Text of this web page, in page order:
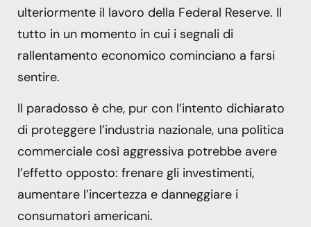
ulteriormente il lavoro della Federal Reserve. Il
tutto in un momento in cui i segnali di
rallentamento economico cominciano a farsi
sentire.
Il paradosso è che, pur con l’intento dichiarato
di proteggere l’industria nazionale, una politica
commerciale così aggressiva potrebbe avere
l’effetto opposto: frenare gli investimenti,
aumentare l’incertezza e danneggiare i
consumatori americani.